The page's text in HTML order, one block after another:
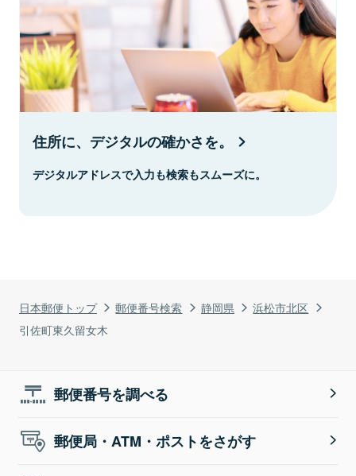
日本郵便トップ 郵便番号検索 静岡県
浜松市北区
引佐町東久留女木
住所に、デジタルの確かさを。
デジタルアドレスで入力も検索もスムーズに。
郵便番号を調べる
郵便局・ATM・ポストをさがす